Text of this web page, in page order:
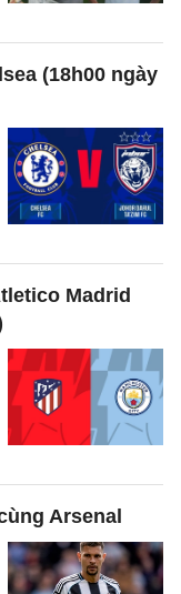
(18h00 ngày
Madrid
Arsenal